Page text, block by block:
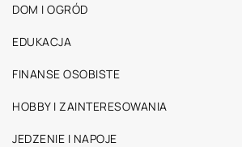
DOM I OGRÓD
EDUKACJA
FINANSE OSOBISTE
HOBBY I ZAINTERESOWANIA
JEDZENIE I NAPOJE